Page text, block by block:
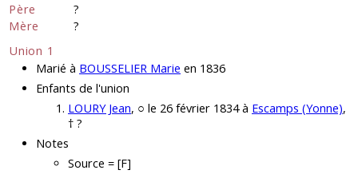
Père
?
Mère
?
Union 1
Marié à BOUSSELIER Marie en 1836
Enfants de l'union
LOURY Jean, ○ le 26 février 1834 à Escamps (Yonne),
† ?
Notes
Source = [F]